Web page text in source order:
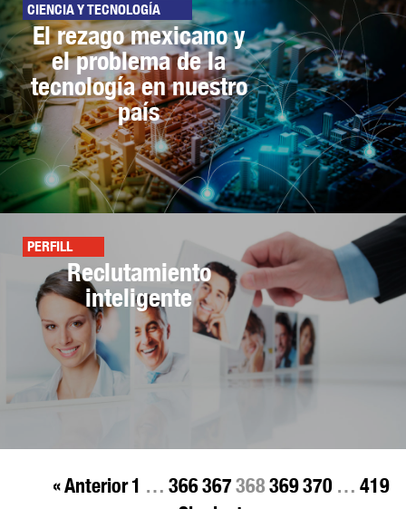
CIENCIA Y TECNOLOGÍA
El rezago mexicano y
el problema de la
tecnología en nuestro
país
PERFILL
Reclutamiento
inteligente
« Anterior1 … 366367368369370 … 419